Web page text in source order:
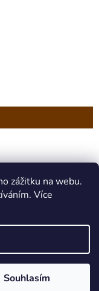
zážitku na webu.
Více
Souhlasím
práva vyhrazena.